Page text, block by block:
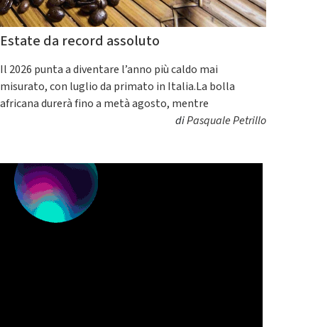
Estate da record assoluto
Il 2026 punta a diventare l’anno più caldo mai
misurato, con luglio da primato in Italia.La bolla
africana durerà fino a metà agosto, mentre
diPasquale Petrillo